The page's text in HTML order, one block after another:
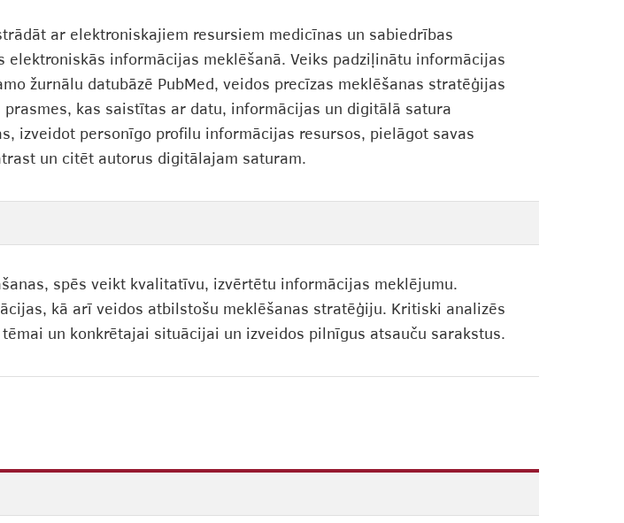
ar elektroniskajiem resursiem medicīnas un sabiedrības
informācijas meklēšanā. Veiks padziļinātu informācijas
žurnālu datubāzē PubMed, veidos precīzas meklēšanas stratēģijas
kas saistītas ar datu, informācijas un digitālā satura
izveidot personīgo profilu informācijas resursos, pielāgot savas
un citēt autorus digitālajam saturam.
spēs veikt kvalitatīvu, izvērtētu informācijas meklējumu.
kā arī veidos atbilstošu meklēšanas stratēģiju. Kritiski analizēs
un konkrētajai situācijai un izveidos pilnīgus atsauču sarakstus.